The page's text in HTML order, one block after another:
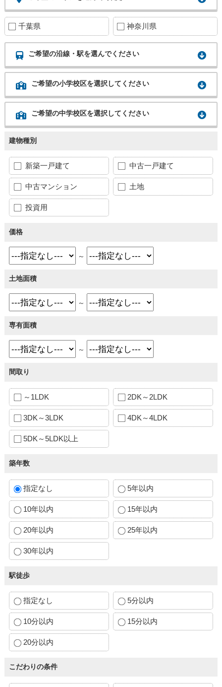
千葉県 神奈川県
ご希望の沿線・駅を選んでください
ご希望の小学校区を選択してください
ご希望の中学校区を選択してください
建物種別
新築一戸建て 中古一戸建て
中古マンション 土地
投資用
価格
～
土地面積
～
専有面積
～
間取り
～1LDK 2DK～2LDK
3DK～3LDK 4DK～4LDK
5DK～5LDK以上
築年数
指定なし 5年以内
10年以内 15年以内
20年以内 25年以内
30年以内
駅徒歩
指定なし 5分以内
10分以内 15分以内
20分以内
こだわりの条件